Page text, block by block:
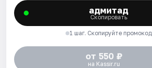
адмитад
Скопировать
1 шаг. Скопируйте промокод
от 550 ₽
на Kassir.ru